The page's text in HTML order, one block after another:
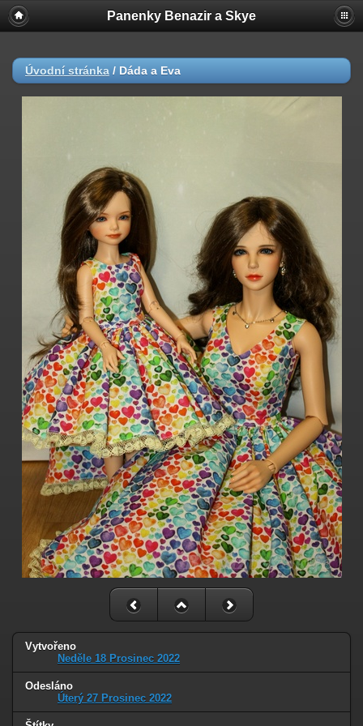
Panenky Benazir a Skye
Úvodní stránka / Dáda a Eva
Vytvořeno
Neděle 18 Prosinec 2022
Odesláno
Úterý 27 Prosinec 2022